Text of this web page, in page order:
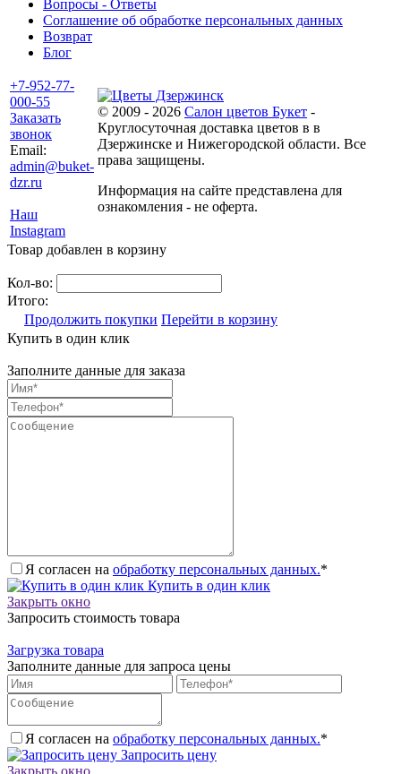
Вопросы - Ответы
Соглашение об обработке персональных данных
Возврат
Блог
+7-952-77-
000-55
Заказать
звонок
Email:
admin@buket-
dzr.ru
Наш
Instagram
© 2009 - 2026 Салон цветов Букет -
Круглосуточная доставка цветов в в
Дзержинске и Нижегородской области. Все
права защищены.
Информация на сайте представлена для
ознакомления - не оферта.
Товар добавлен в корзину
Кол-во:
Итого:
Продолжить покупки Перейти в корзину
Купить в один клик
Заполните данные для заказа
Я согласен на обработку персональных данных.*
Купить в один клик
Закрыть окно
Запросить стоимость товара
Загрузка товара
Заполните данные для запроса цены
Я согласен на обработку персональных данных.*
Запросить цену
Закрыть окно